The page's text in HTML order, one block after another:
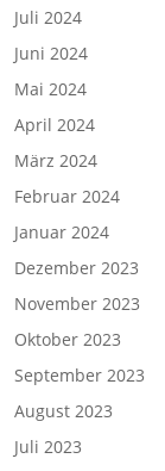
Juli 2024
Juni 2024
Mai 2024
April 2024
März 2024
Februar 2024
Januar 2024
Dezember 2023
November 2023
Oktober 2023
September 2023
August 2023
Juli 2023